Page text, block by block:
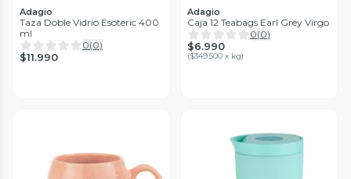
Adagio
Taza Doble Vidrio Esoteric 400
ml
0(0)
$11.990
Adagio
Caja 12 Teabags Earl Grey Virgo
0(0)
$6.990
($349.500 x kg)